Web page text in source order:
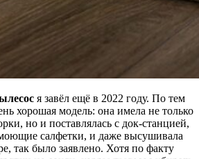
я завёл ещё в 2022 году. По тем
хорошая модель: она имела не только
но и поставлялась с док-станцией,
салфетки, и даже высушивала
так было заявлено. Хотя по факту